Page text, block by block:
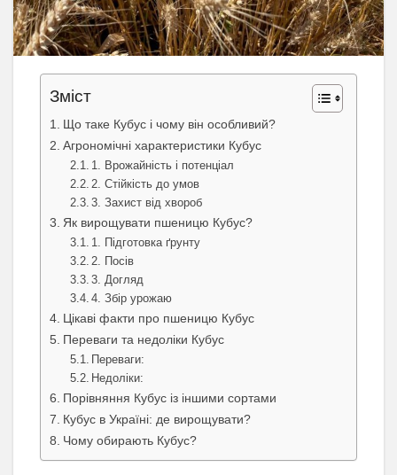
Зміст
Що таке Кубус і чому він особливий?
Агрономічні характеристики Кубус
1. Врожайність і потенціал
2. Стійкість до умов
3. Захист від хвороб
Як вирощувати пшеницю Кубус?
1. Підготовка ґрунту
2. Посів
3. Догляд
4. Збір урожаю
Цікаві факти про пшеницю Кубус
Переваги та недоліки Кубус
Переваги:
Недоліки:
Порівняння Кубус із іншими сортами
Кубус в Україні: де вирощувати?
Чому обирають Кубус?